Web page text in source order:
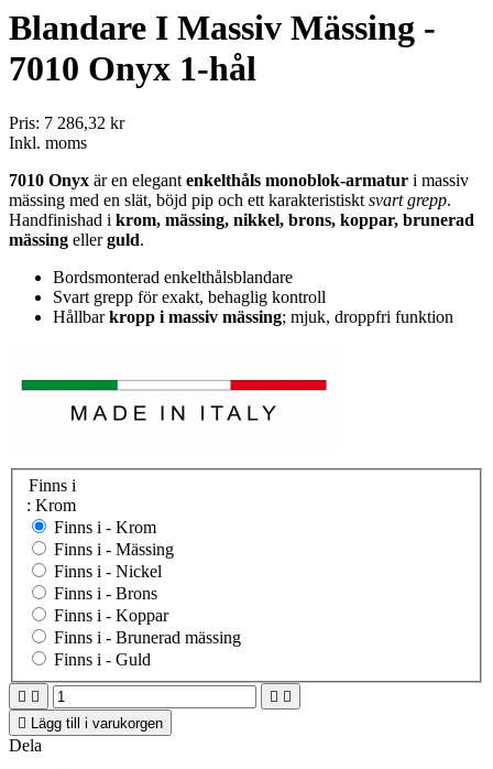
Blandare I Massiv Mässing -
7010 Onyx 1-hål
Pris: 7 286,32 kr
Inkl. moms
7010 Onyx är en elegant enkelthåls monoblok-armatur i massiv
mässing med en slät, böjd pip och ett karakteristiskt svart grepp.
Handfinishad i krom, mässing, nikkel, brons, koppar, brunerad
mässing ellerguld.
Bordsmonterad enkelthålsblandare
Svart grepp för exakt, behaglig kontroll
Hållbarkropp i massiv mässing; mjuk, droppfri funktion
Finns i
: Krom
Finns i - Krom
Finns i - Mässing
Finns i - Nickel
Finns i - Brons
Finns i - Koppar
Finns i - Brunerad mässing
Finns i - Guld
   
 Lägg till i varukorgen
Dela